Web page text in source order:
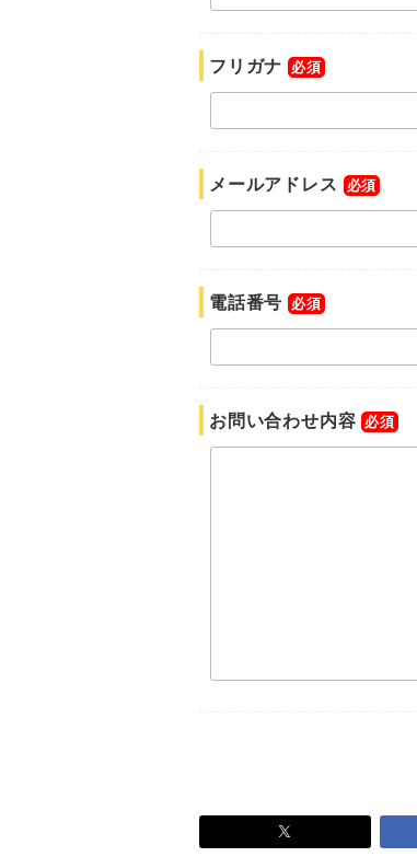
フリガナ 必須
メールアドレス 必須
電話番号 必須
お問い合わせ内容 必須